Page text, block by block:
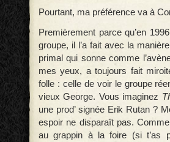
Pourtant, ma préférence va à
Premièrement parce qu’en
groupe, il l’a fait avec la
primal qui sonne comme
mes yeux, a toujours fait
folle : celle de voir le groupe
vieux George. Vous imaginez
une prod’ signée Erik Rutan ?
espoir ne disparaît pas.
au grappin à la foire (si t’as